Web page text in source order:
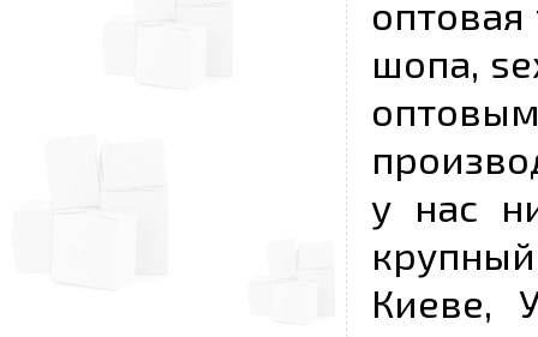
шопа,
у нас
Киеве,